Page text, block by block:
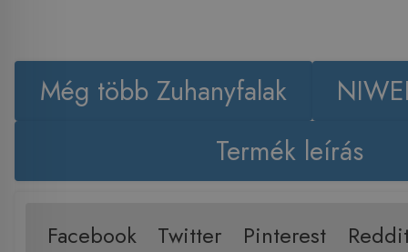
Még több Zuhanyfalak
Termék leírás
Facebook Twitter Pinterest